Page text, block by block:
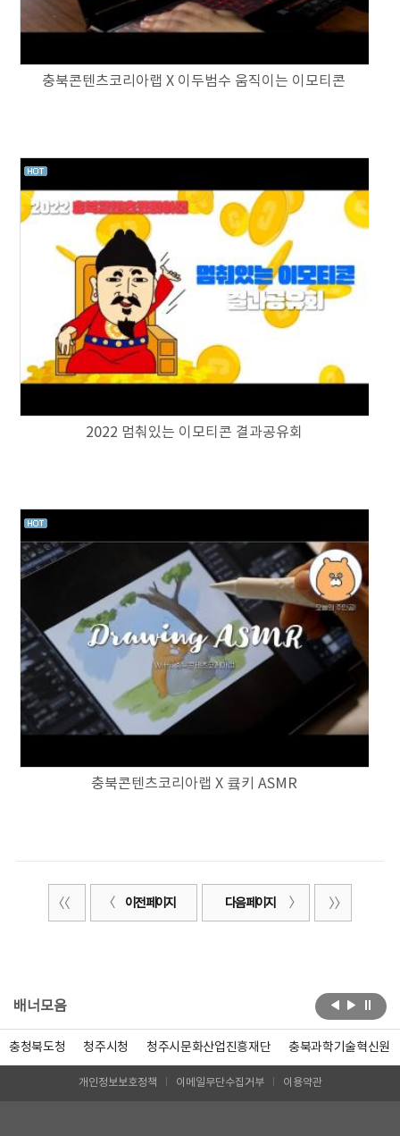
충북콘텐츠코리아랩 X 이두범수 움직이는 이모티콘
2022 멈춰있는 이모티콘 결과공유회
충북콘텐츠코리아랩 X 큨키 ASMR
이전 페이지 다음 페이지
배너모음
충청북도청 청주시청 청주시문화산업진흥재단 충북과학기술혁신원
개인정보보호정책 이메일무단수집거부 이용약관